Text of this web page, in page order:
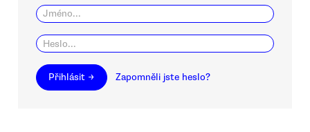
Přihlásit → Zapomněli jste heslo?